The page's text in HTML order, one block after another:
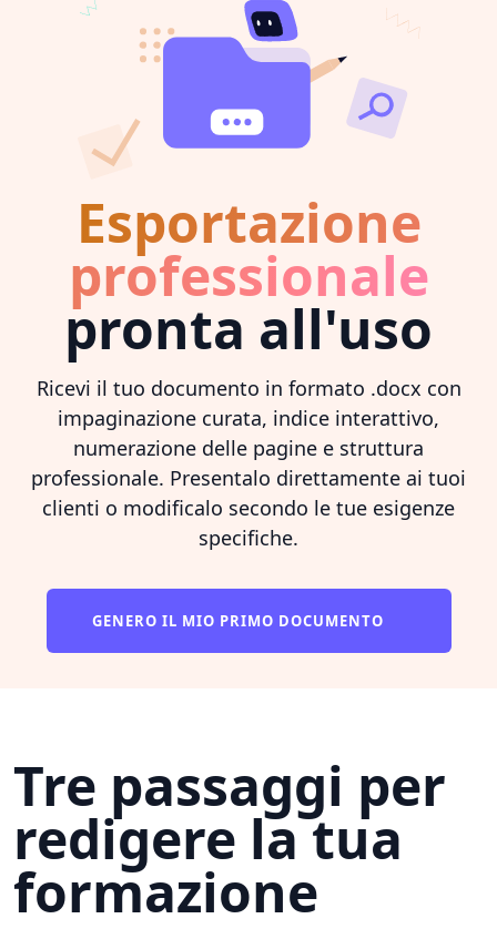
Esportazione
professionale
pronta all'uso
Ricevi il tuo documento in formato .docx con
impaginazione curata, indice interattivo,
numerazione delle pagine e struttura
professionale. Presentalo direttamente ai tuoi
clienti o modificalo secondo le tue esigenze
specifiche.
GENERO IL MIO PRIMO DOCUMENTO
Tre passaggi per
redigere la tua
formazione